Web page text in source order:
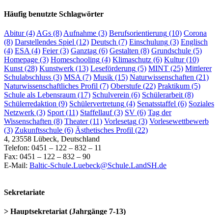
Häufig benutzte Schlagwörter
Abitur(4) AGs (8) Aufnahme (3) Berufsorientierung (10) Corona
(8) Darstellendes Spiel (12) Deutsch (7) Einschulung (3) Englisch
(4) ESA (4) Feier(3) Ganztag (6) Gestalten (8) Grundschule (5)
Homepage (3) Homeschooling (4) Klimaschutz (6) Kultur(10)
Kunst (28) Kunstwerk (13) Leseförderung (5) MINT (25) Mittlerer
Schulabschluss (3) MSA (7) Musik (15) Naturwissenschaften (21)
Naturwissenschaftliches Profil (7) Oberstufe (22) Praktikum (5)
Schule als Lebensraum (17) Schulverein (6) Schülerarbeit (8)
Schülerredaktion (9) Schülervertretung (4) Senatsstaffel (6) Soziales
Netzwerk (3) Sport (11) Staffellauf(3) SV (6) Tag der
Wissenschaften (8) Theater(11) Vorlesetag (3) Vorlesewettbewerb
(3) Zukunftsschule (6) Ästhetisches Profil (22)
4, 23558 Lübeck, Deutschland
Telefon: 0451 – 122 – 832 – 11
Fax: 0451 – 122 – 832 – 90
E-Mail: Baltic-Schule.Luebeck@Schule.LandSH.de
Sekretariate
> Hauptsekretariat (Jahrgänge 7-13)